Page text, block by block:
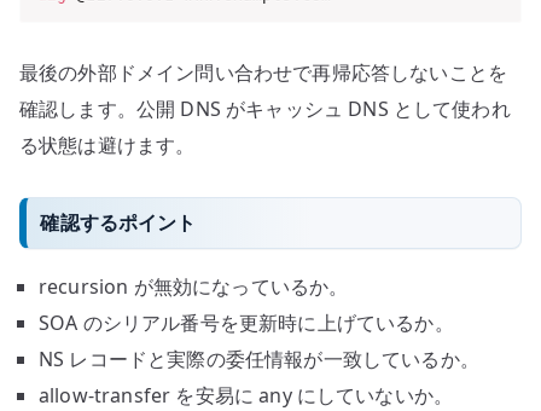
最後の外部ドメイン問い合わせで再帰応答しないことを
確認します。公開 DNS がキャッシュ DNS として使われ
る状態は避けます。
確認するポイント
recursion が無効になっているか。
SOA のシリアル番号を更新時に上げているか。
NS レコードと実際の委任情報が一致しているか。
allow-transfer を安易に any にしていないか。